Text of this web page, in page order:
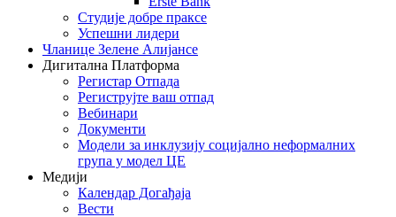
Студије добре праксе
Успешни лидери
Чланице Зелене Алијансе
Дигитална Платформа
Регистар Отпада
Региструјте ваш отпад
Вебинари
Документи
Модели за инклузију социјално неформалних
група у модел ЦЕ
Медији
Календар Догађаја
Вести